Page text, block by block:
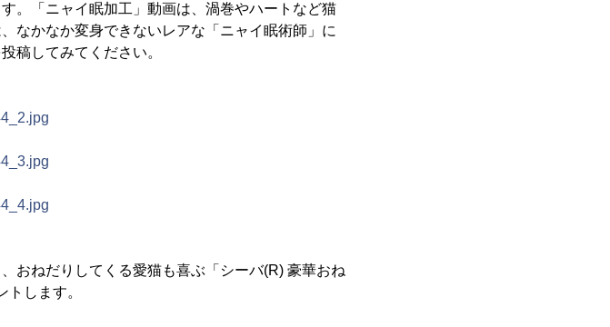
。「ニャイ眠加工」動画は、渦巻やハートなど猫
なかなか変身できないレアな「ニャイ眠術師」に
稿してみてください。
おねだりしてくる愛猫も喜ぶ「シーバ(R) 豪華おね
します。